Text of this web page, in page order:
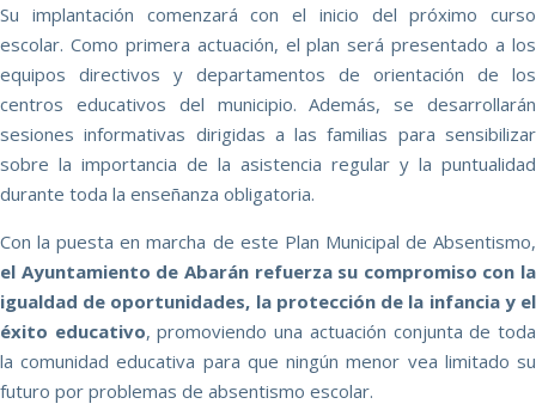
Su implantación comenzará con el inicio del próximo curso
escolar. Como primera actuación, el plan será presentado a los
equipos directivos y departamentos de orientación de los
centros educativos del municipio. Además, se desarrollarán
sesiones informativas dirigidas a las familias para sensibilizar
sobre la importancia de la asistencia regular y la puntualidad
durante toda la enseñanza obligatoria.
Con la puesta en marcha de este Plan Municipal de Absentismo,
el Ayuntamiento de Abarán refuerza su compromiso con la
igualdad de oportunidades, la protección de la infancia y el
éxito educativo, promoviendo una actuación conjunta de toda
la comunidad educativa para que ningún menor vea limitado su
futuro por problemas de absentismo escolar.